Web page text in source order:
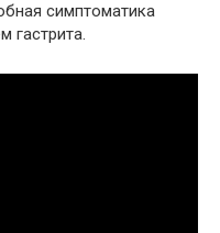
симптоматика
гастрита.